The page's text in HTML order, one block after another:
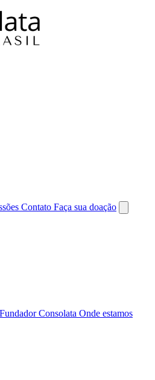
Contato Faça sua doação
FundadorConsolata Onde estamos